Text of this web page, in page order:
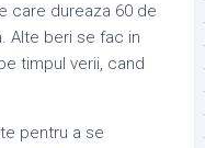
care dureaza 60 de
Alte beri se fac in
timpul verii, cand
pentru a se